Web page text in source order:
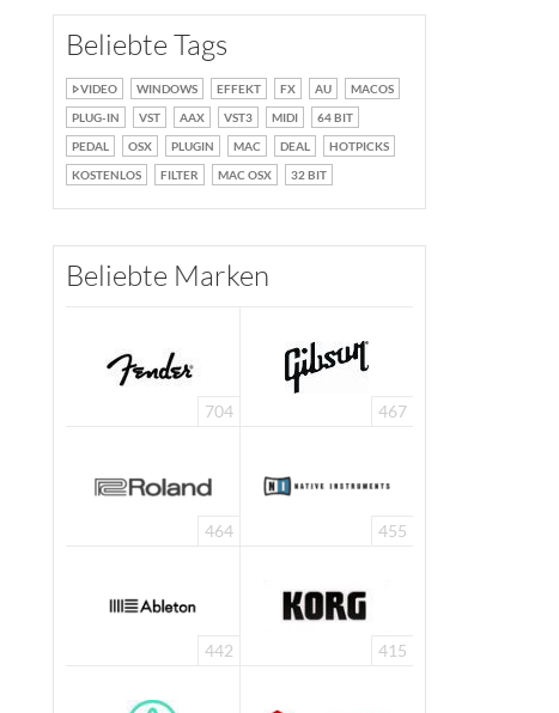
Beliebte Tags
VIDEO WINDOWS EFFEKT FX AU
MACOS
PLUG-IN
VST AAX VST3 MIDI
64 BIT
PEDAL
OSX PLUGIN MAC DEAL
HOTPICKS
KOSTENLOS
FILTER MAC OSX 32 BIT
Beliebte Marken
704 467
464 455
442 415